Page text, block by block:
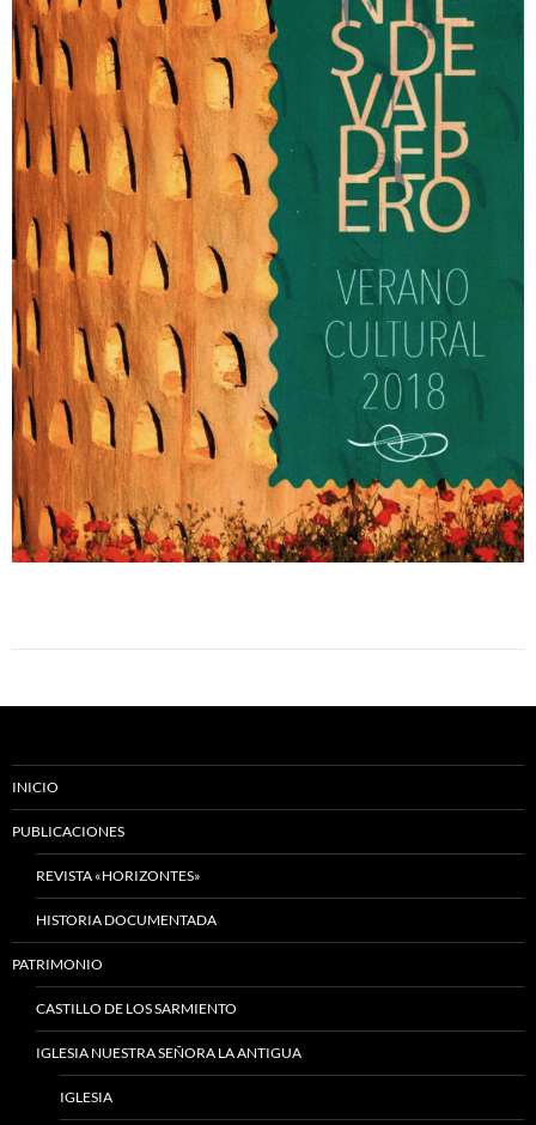
INICIO
PUBLICACIONES
REVISTA «HORIZONTES»
HISTORIA DOCUMENTADA
PATRIMONIO
CASTILLO DE LOS SARMIENTO
IGLESIA NUESTRA SEÑORA LA ANTIGUA
IGLESIA